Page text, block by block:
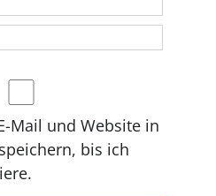
Mail und Website in
bis ich